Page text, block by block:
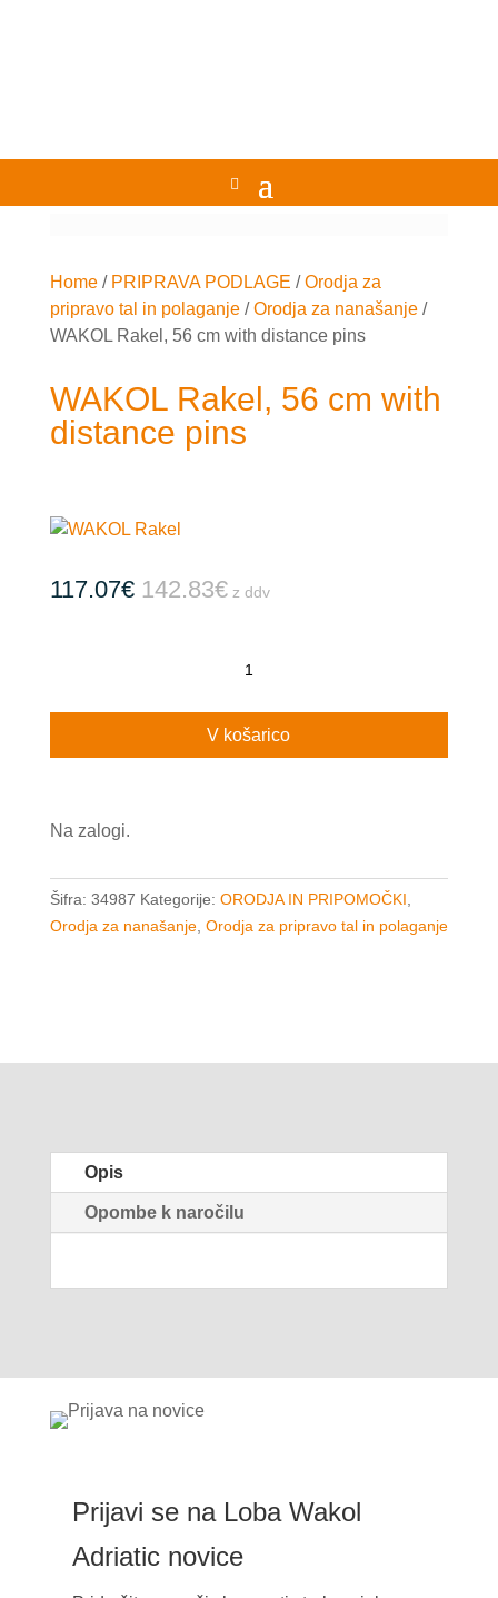
Home/ PRIPRAVA PODLAGE /Orodja za
pripravo tal in polaganje/Orodja za nanašanje/
WAKOL Rakel, 56 cm with distance pins
WAKOL Rakel, 56 cm with
distance pins
117.07€ 142.83€z ddv
56
pins
V košarico
Na zalogi.
Šifra: 34987 Kategorije: ORODJA IN PRIPOMOČKI
Orodja za nanašanje, Orodja za pripravo tal in polaganje
Opis
Opombe k naročilu
Prijavi se na Loba Wakol
Adriatic novice